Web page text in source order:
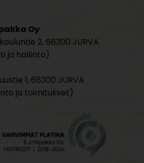
Oy
2, 66300 JURVA
ja hallinto)
1, 66300 JURVA
ja toimitukset)